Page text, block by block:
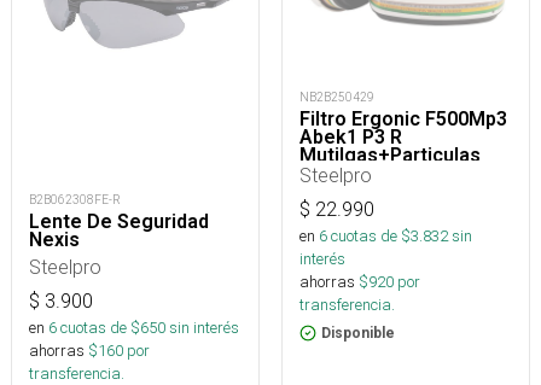
B2B062308FE-R
Lente De Seguridad
Nexis
Steelpro
$ 3.900
en 6cuotas de $650sin interés
ahorras $160 por
transferencia.
NB2B250429
Filtro Ergonic F500Mp3
Abek1 P3 R
Mutilgas+Particulas
Steelpro
$ 22.990
en 6cuotas de $3.832sin
interés
ahorras $920 por
transferencia.
Disponible